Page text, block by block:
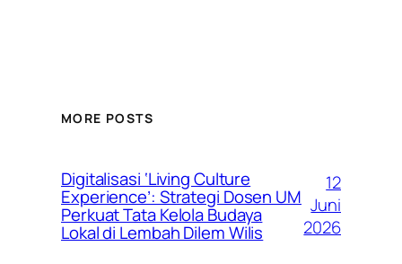
MORE POSTS
Digitalisasi ‘Living Culture
Experience’: Strategi Dosen UM
Perkuat Tata Kelola Budaya
Lokal di Lembah Dilem Wilis
12
Juni
2026